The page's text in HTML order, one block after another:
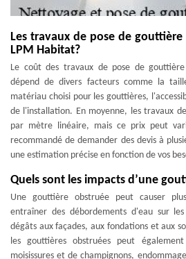
Les travaux de pose de
LPM Habitat?
Le coût des travaux de pose de
dépend de divers facteurs comme la
matériau choisi pour les gouttières,
de l'installation. En moyenne, les travaux
par mètre linéaire, mais ce prix peut
recommandé de demander des devis à
une estimation précise en fonction de vos
Quels sont les impacts d’une
Une gouttière obstruée peut causer
entraîner des débordements d'eau sur
dégâts aux façades, aux fondations et aux
les gouttières obstruées peut
moisissures et de champignons,